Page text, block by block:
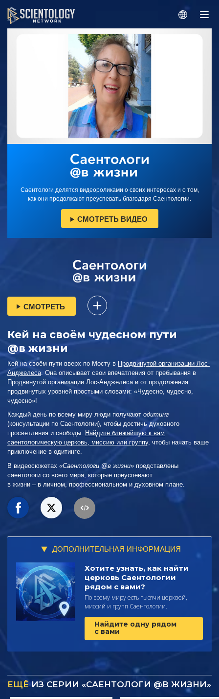
Саентологи делятся видеороликами о своих интересах и о том,
как они продолжают преуспевать благодаря Саентологии.
СМОТРЕТЬ ВИДЕО
СМОТРЕТЬ
Кей на своём чудесном пути
@в жизни
Кей на своём пути вверх по Мосту в Продвинутой организации Лос-
Анджелеса . Она описывает свои впечатления от пребывания в
Продвинутой организации Лос-Анджелеса и от продолжения
продвинутых уровней простыми словами: «Чудесно, чудесно,
чудесно»!
Каждый день по всему миру люди получают одитинг
(консультации по Саентологии), чтобы достичь духовного
просветления и свободы. Найдите ближайшую к вам
саентологическую церковь, миссию или группу, чтобы начать ваше
приключение в одитинге.
В видеосюжетах «Саентологи @в жизни» представлены
саентологи со всего мира, которые преуспевают
в жизни – в личном,
профессиональном и духовном плане.
ДОПОЛНИТЕЛЬНАЯ ИНФОРМАЦИЯ
Хотите узнать, как найти
церковь Саентологии
рядом с вами?
По всему миру есть тысячи церквей,
миссий и групп Саентологии.
Найдите одну рядом
с вами
ЕЩЁИЗ СЕРИИ «САЕНТОЛОГИ @В ЖИЗНИ»